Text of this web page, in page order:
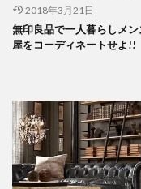
2018年3月21日
無印良品で一人暮らしメ
屋をコーディネートせよ!!